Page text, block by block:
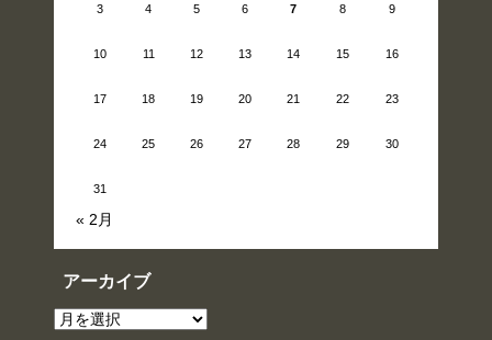
3 4 5 6 7 8 9
10 11 12 13 14 15 16
17 18 19 20 21 22 23
24 25 26 27 28 29 30
31
« 2月
アーカイブ
ア
ー